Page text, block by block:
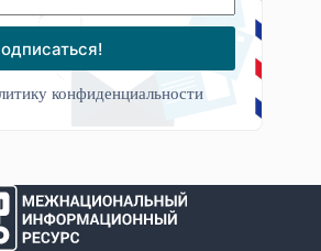
конфиденциальности